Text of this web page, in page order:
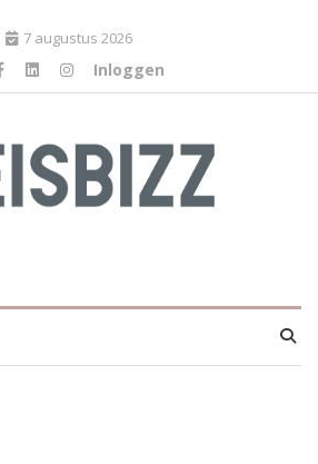
7 augustus 2026
Inloggen